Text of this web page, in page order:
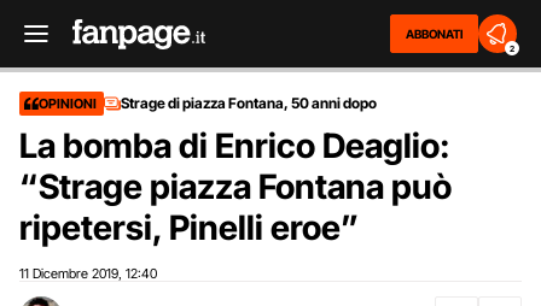
ABBONATI
2
OPINIONI Strage di piazza Fontana, 50 anni dopo
La bomba di Enrico Deaglio:
“Strage piazza Fontana può
ripetersi, Pinelli eroe”
11 Dicembre 2019 12:40